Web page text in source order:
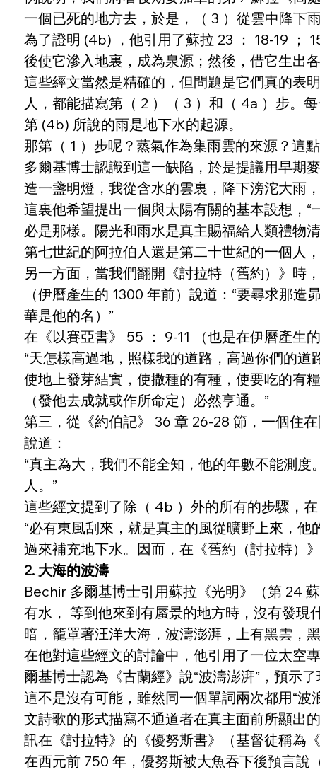
一個已死的地方去，於是，（ 3 ）從雲中降
為了證明 (4b) ，他引用了蘇拉 23 ： 18-19 ；
後使它滲入地裏，成為泉源；然後，借它生出
這些經文當然是精確的，但問題是它們真的表
人，都能描寫第（ 2 ）（ 3 ）和（ 4a ）步。
第 (4b) 所說的雨是地下水的起源。
那第（ 1 ）步呢？蒸氣作為集雨雲的來源？這
多爾基博士認識到這一缺陷，於是提議用早期
造一盞明燈，我從含水的雲裏，降下滂沱大雨
這裏他希望提出一個與太陽有關的基本設想，
必是那樣。陽光和雨水是真主賜福給人類禮物
第七世紀的阿拉伯人還是第二十世紀的一個人
另一方面，當我們翻開《討拉特（舊約）》時
（伊曆產生的 1300 年前）說道：“要尋求那
華是他的名）”
在《以賽亞書》 55 ： 9-11 （也是在伊曆產生
“天怎樣高過地，照樣我的道路，高過你們的
使地上發芽結實，使撒種的有種，使要吃的有
（發他去成就或作所命定）必然亨通。”
第三，從《約伯記》 36 章 26-28 節，一個住
說道：
“真主為大，我們不能全知，他的年數不能測
人。”
這些經文提到了除（ 4b ）外的所有的步驟，
“必有東風刮來，就是真主的風從曠野上來，
過來補充地下水。因而，在《舊約（討拉特）
2. 大海的波濤
Bechir 多爾基博士引用蘇拉《光明》（第 24
有水， 等到他來到有蜃景的地方時，沒有發
暗，籠罩著汪洋大海，波濤澎湃，上有黑雲，
在他對這些經文的討論中，他引用了一位太空
爾基博士認為《古蘭經》說“波濤澎湃”，預示
這不是沒有可能，雖然同一個單詞兩次都用“波
文詩歌的形式描寫不通道者在真主面前所顯出
訊在《討拉特》的《優努斯書》（基督徒稱為
在西元前 750 年，優努斯被大魚吞下後預言